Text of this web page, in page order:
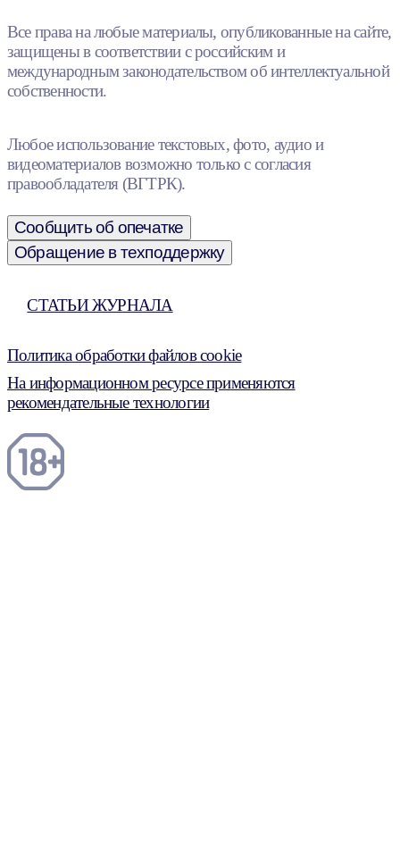
Все права на любые материалы, опубликованные на сайте,
защищены в соответствии с российским и
международным законодательством об интеллектуальной
собственности.
Любое использование текстовых, фото, аудио и
видеоматериалов возможно только с согласия
правообладателя (ВГТРК).
Сообщить об опечатке
Обращение в техподдержку
СТАТЬИ ЖУРНАЛА
Политика обработки файлов cookie
На информационном ресурсе применяются
рекомендательные технологии